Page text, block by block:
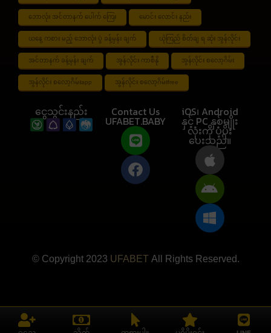
ဘောလုံး အင်တာနက် ပေါက် ကြေး မောင်း လောင်း နည်း
ယနေ့ ကစား မည့် ဘောလုံး ပွဲ ခန့်မှန်း ချက် ယုံကြည် စိတ်ချ ရ ဆုံး အွန်လိုင်း
အင်တာနက် ခန့်မှန်း ချက် အွန်လိုင်း ကာစီနို အွန်လိုင်း စလော့ဂိမ်း
အွန်လိုင်း စလော့ဂိမ်းapp အွန်လိုင်း စလော့ဂိမ်းfree
ငွေသွင်းနည်း Contact Us
UFABET.BABY
iOS၊ Android
နှင့် PC နှစ်မျိုး
လုံးကို ပံ့ပိုး
ပေးသည်။
© Copyright 2023 UFABETAll Rights Reserved.